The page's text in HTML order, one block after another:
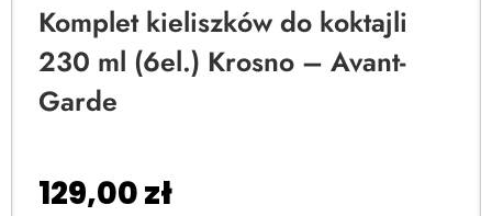
Komplet kieliszków do koktajli
230 ml (6el.) Krosno – Avant-
Garde
129,00zł